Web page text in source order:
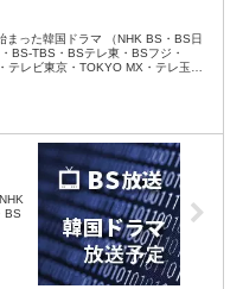
まった韓国ドラマ （NHK BS・BS日
BS-TBS・BSテレ東・BSフジ・
テレビ東京・TOKYO MX・テレ玉・
BS